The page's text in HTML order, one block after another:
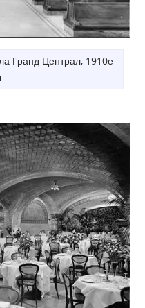
Гранд Централ, 1910е